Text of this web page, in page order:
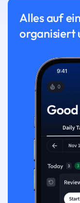
Alles auf
organisiert